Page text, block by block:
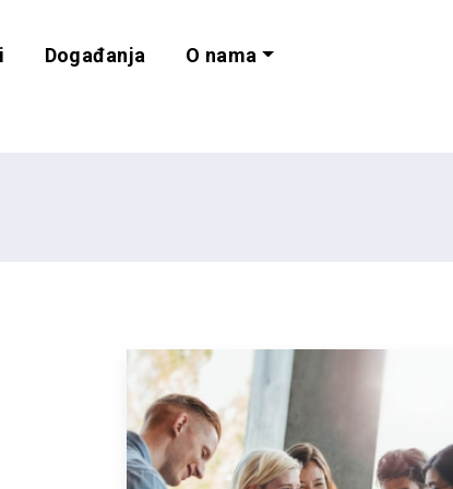
i programe EU
Događanja O nama